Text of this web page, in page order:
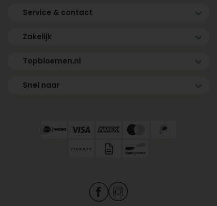
Service & contact
Zakelijk
Topbloemen.nl
Snel naar